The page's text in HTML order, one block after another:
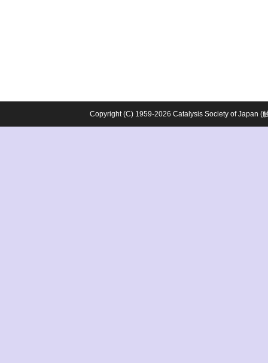
Copyright (C) 1959-2026 Catalysis Society of Japan (